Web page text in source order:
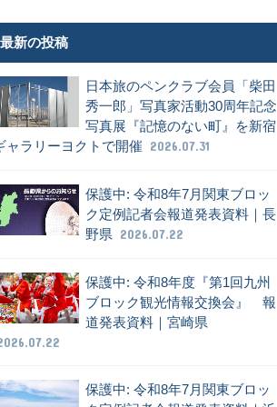
最新の投稿
日本旅のペンクラブ会員「柴田
秀一郎」写真家活動30周年記念
写真展『記憶のない町』を新宿
ャラリーヨクトで開催
2026.07.31
保護中: 令和8年7月関東ブロッ
ク定例記者会報道発表資料｜長
野県
2026.07.22
保護中: 令和8年度『第1回九州
ブロック観光情報交換会』 報
道発表資料｜宮崎県
保護中: 令和8年7月関東ブロッ